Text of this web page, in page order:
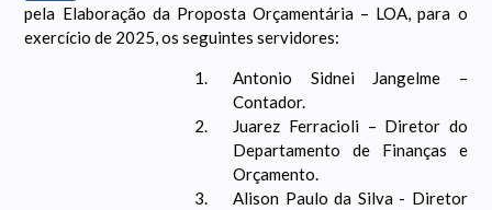
pela Elaboração da Proposta Orçamentária – LOA, para o
exercício de 2025, os seguintes servidores:
Antonio Sidnei Jangelme –
Contador.
Juarez Ferracioli – Diretor do
Departamento de Finanças e
Orçamento.
Alison Paulo da Silva - Diretor